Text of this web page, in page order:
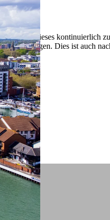
und dieses kontinuierlich
festlegen. Dies ist auch